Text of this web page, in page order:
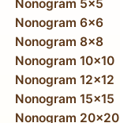
Nonogram 5x5
Nonogram 6x6
Nonogram 8x8
Nonogram 10x10
Nonogram 12x12
Nonogram 15x15
Nonogram 20x20